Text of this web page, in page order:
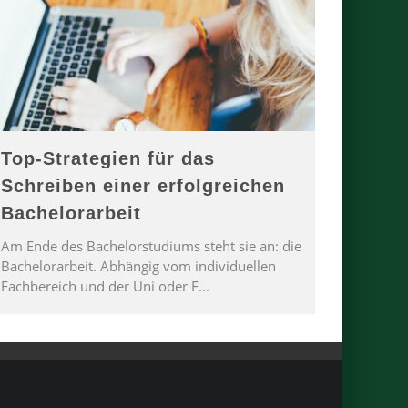
Top-Strategien für das
Schreiben einer erfolgreichen
Bachelorarbeit
Am Ende des Bachelorstudiums steht sie an: die
Bachelorarbeit. Abhängig vom individuellen
Fachbereich und der Uni oder F...